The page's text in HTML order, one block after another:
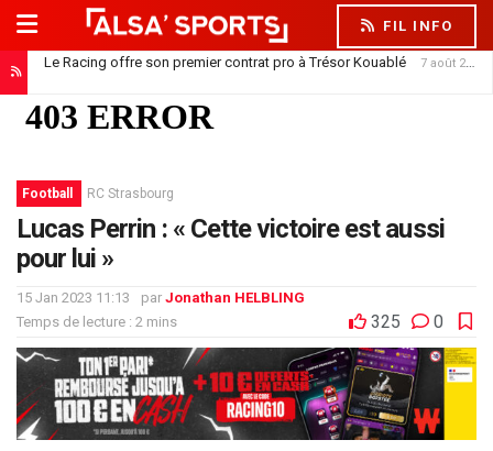
FIL INFO
Le Racing offre son premier contrat pro à Trésor Kouablé 7 août 2026
Football RC Strasbourg
Lucas Perrin : « Cette victoire est aussi
pour lui »
15 Jan 2023 11:13 par Jonathan HELBLING
Temps de lecture : 2 mins
325 0